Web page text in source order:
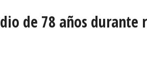
de 78 años